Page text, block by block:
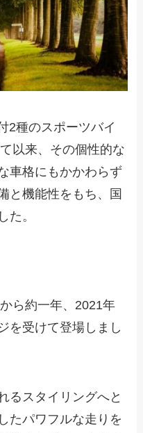
2種のスポーツバイ
以来、その個性的な
車格にもかかわらず
と機能性をもち、国
た。
ら約一年、2021年
を受けて登場しまし
るスタイリングへと
たパワフルな走りを